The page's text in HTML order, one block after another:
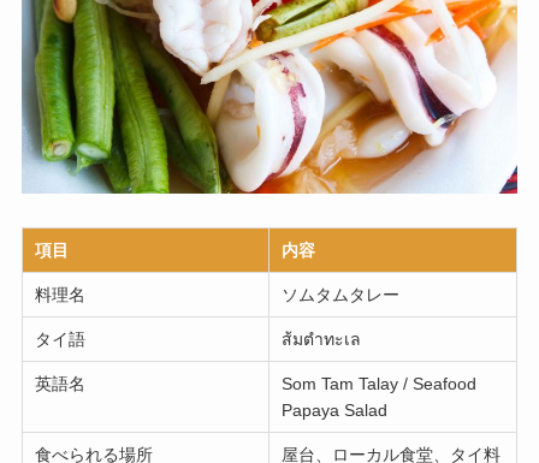
項目 内容
料理名 ソムタムタレー
タイ語 ส้มตำทะเล
英語名
Som Tam Talay / Seafood
Papaya Salad
食べられる場所 屋台、ローカル食堂、タイ料